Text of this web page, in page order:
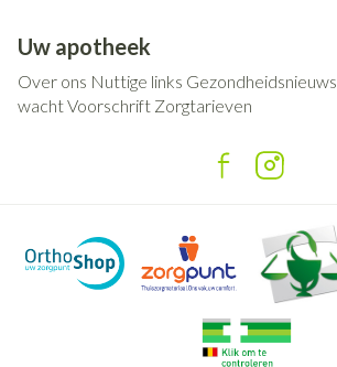
Uw apotheek
Over ons Nuttige links Gezondheidsnieuws
wachtVoorschrift Zorgtarieven